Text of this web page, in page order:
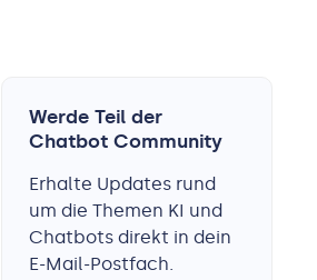
Werde Teil der
Chatbot Community
Erhalte Updates rund
um die Themen KI und
Chatbots direkt in dein
E-Mail-Postfach.